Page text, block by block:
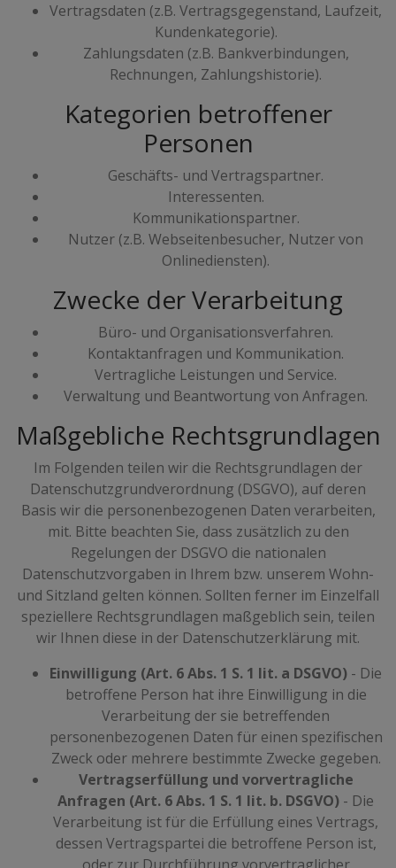
Vertragsdaten (z.B. Vertragsgegenstand, Laufzeit,
Kundenkategorie).
Zahlungsdaten (z.B. Bankverbindungen,
Rechnungen, Zahlungshistorie).
Kategorien betroffener
Personen
Geschäfts- und Vertragspartner.
Interessenten.
Kommunikationspartner.
Nutzer (z.B. Webseitenbesucher, Nutzer von
Onlinediensten).
Zwecke der Verarbeitung
Büro- und Organisationsverfahren.
Kontaktanfragen und Kommunikation.
Vertragliche Leistungen und Service.
Verwaltung und Beantwortung von Anfragen.
Maßgebliche Rechtsgrundlagen
Im Folgenden teilen wir die Rechtsgrundlagen der
Datenschutzgrundverordnung (DSGVO), auf deren
Basis wir die personenbezogenen Daten verarbeiten,
mit. Bitte beachten Sie, dass zusätzlich zu den
Regelungen der DSGVO die nationalen
Datenschutzvorgaben in Ihrem bzw. unserem Wohn-
und Sitzland gelten können. Sollten ferner im Einzelfall
speziellere Rechtsgrundlagen maßgeblich sein, teilen
wir Ihnen diese in der Datenschutzerklärung mit.
Einwilligung (Art. 6 Abs. 1 S. 1 lit. a DSGVO) - Die
betroffene Person hat ihre Einwilligung in die
Verarbeitung der sie betreffenden
personenbezogenen Daten für einen spezifischen
Zweck oder mehrere bestimmte Zwecke gegeben.
Vertragserfüllung und vorvertragliche
Anfragen (Art. 6 Abs. 1 S. 1 lit. b. DSGVO) - Die
Verarbeitung ist für die Erfüllung eines Vertrags,
dessen Vertragspartei die betroffene Person ist,